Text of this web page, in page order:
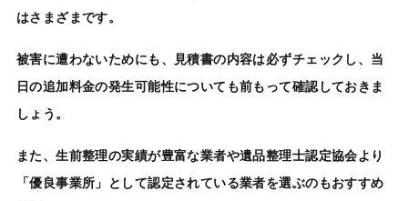
はさまざまです。
被害に遭わないためにも、見積書の内容は必ずチェックし、当
日の追加料金の発生可能性についても前もって確認しておきま
しょう。
また、生前整理の実績が豊富な業者や遺品整理士認定協会より
「優良事業所」として認定されている業者を選ぶのもおすすめ